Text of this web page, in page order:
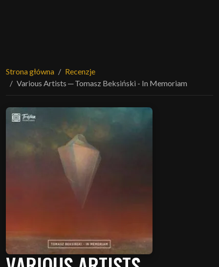
Strona główna
Recenzje
Various Artists ─ Tomasz Beksiński - In Memoriam